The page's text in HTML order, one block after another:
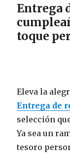
Entrega
toque
Eleva la
Entrega de
selección
Ya sea un
tesoro